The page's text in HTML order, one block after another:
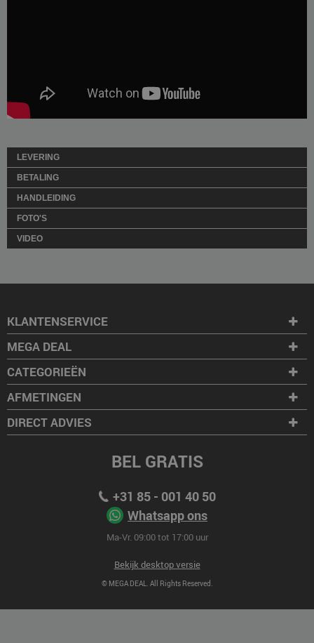
LEVERING
BETALING
HANDLEIDING
FOTO'S
VIDEO
KLANTENSERVICE
MEGA DEAL
CATEGORIEËN
AFMETINGEN
DIRECT ADVIES
BEL GRATIS
+31 85 - 001 40 50
Whatsapp ons
Ma-Vr. 09:00 tot 17:00 uur
Bekijk desktop versie
© MEGA DEAL. All Rights Reserved.